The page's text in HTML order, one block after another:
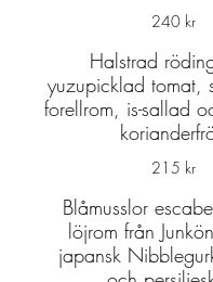
240 kr
Halstrad
yuzupicklad tomat,
forellrom, is-sallad
215 kr
Blåmusslor
löjrom från
japansk